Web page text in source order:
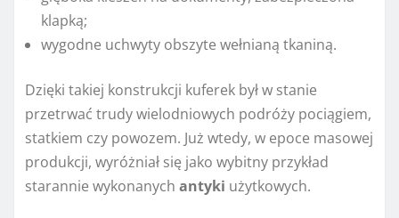
klapką;
wygodne uchwyty obszyte wełnianą tkaniną.
Dzięki takiej konstrukcji kuferek był w stanie
przetrwać trudy wielodniowych podróży pociągiem,
statkiem czy powozem. Już wtedy, w epoce masowej
produkcji, wyróżniał się jako wybitny przykład
starannie wykonanych antyki użytkowych.